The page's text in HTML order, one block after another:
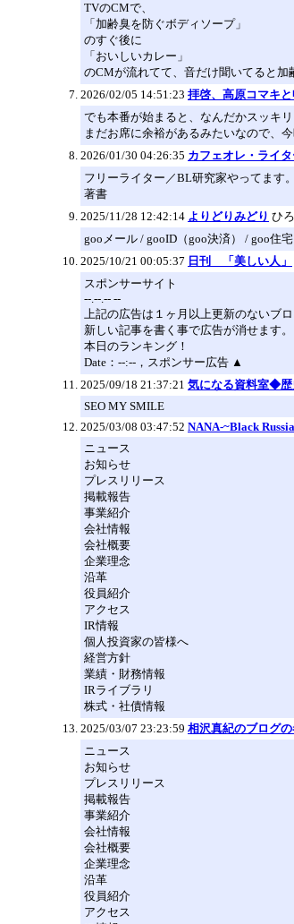
TVのCMで、
「加齢臭を防ぐボディソープ」
のすぐ後に
「おいしいカレー」
のCMが流れてて、音だけ聞いてると
2026/02/05 14:51:23 拝啓、高原コマキと
でも本番が始まると、なんだかスッキリ
まだお席に余裕があるみたいなので、
2026/01/30 04:26:35 カフェオレ・ライ
フリーライター／BL研究家やってます
著書
2025/11/28 12:42:14 よりどりみどり ひ
gooメール / gooID（goo決済） / goo住
2025/10/21 00:05:37 日刊 「美しい人」
スポンサーサイト
--.--.-- --
上記の広告は１ヶ月以上更新のないブロ
新しい記事を書く事で広告が消せます。
本日のランキング！
Date：--:--，スポンサー広告 ▲
2025/09/18 21:37:21 気になる資料室◆歴
SEO MY SMILE
2025/03/08 03:47:52 NANA-~Black
ニュース
お知らせ
プレスリリース
掲載報告
事業紹介
会社情報
会社概要
企業理念
沿革
役員紹介
アクセス
IR情報
個人投資家の皆様へ
経営方針
業績・財務情報
IRライブラリ
株式・社債情報
2025/03/07 23:23:59 相沢真紀のブログ
ニュース
お知らせ
プレスリリース
掲載報告
事業紹介
会社情報
会社概要
企業理念
沿革
役員紹介
アクセス